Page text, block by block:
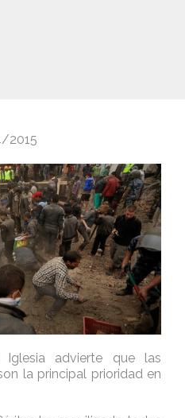
2015
advierte que las
la principal prioridad en